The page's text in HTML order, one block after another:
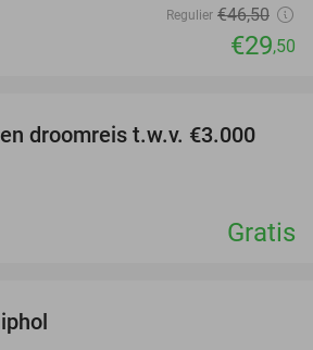
Regulier €46,50
€29,50
droomreis t.w.v. €3.000
Gratis